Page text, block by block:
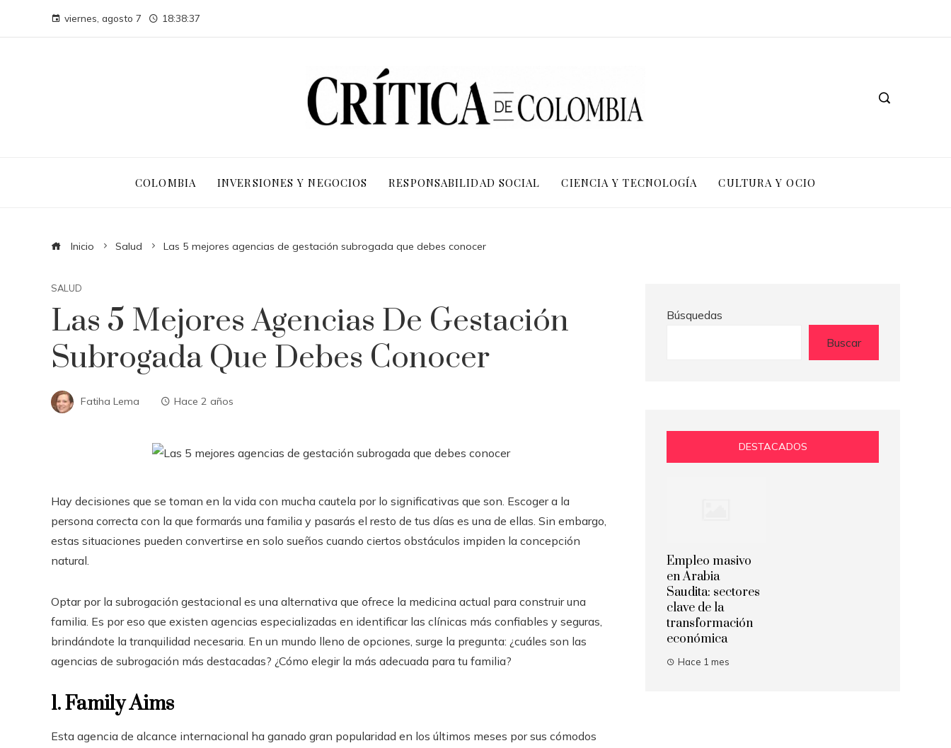
viernes, agosto 7 18:38:38
COLOMBIA INVERSIONES Y NEGOCIOS RESPONSABILIDAD SOCIAL CIENCIA Y TECNOLOGÍA CULTURA Y OCIO
Inicio Salud Las 5 mejores agencias de gestación subrogada que debes conocer
SALUD
Las 5 Mejores Agencias De Gestación
Subrogada Que Debes Conocer
Fatiha Lema Hace 2 años
Hay decisiones que se toman en la vida con mucha cautela por lo significativas que son. Escoger a la
persona correcta con la que formarás una familia y pasarás el resto de tus días es una de ellas. Sin embargo,
estas situaciones pueden convertirse en solo sueños cuando ciertos obstáculos impiden la concepción
natural.
Optar por la subrogación gestacional es una alternativa que ofrece la medicina actual para construir una
familia. Es por eso que existen agencias especializadas en identificar las clínicas más confiables y seguras,
brindándote la tranquilidad necesaria. En un mundo lleno de opciones, surge la pregunta: ¿cuáles son las
agencias de subrogación más destacadas? ¿Cómo elegir la más adecuada para tu familia?
1. Family Aims
Esta agencia de alcance internacional ha ganado gran popularidad en los últimos meses por sus cómodos
Búsquedas
Buscar
DESTACADOS
Empleo masivo
en Arabia
Saudita: sectores
clave de la
transformación
económica
Hace 1 mes